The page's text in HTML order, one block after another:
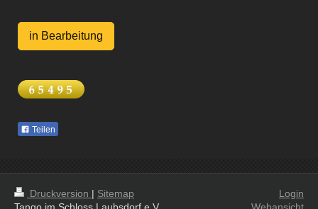
in Bearbeitung
Teilen
Druckversion | Sitemap
Tango im Schloss Laubsdorf e.V.
Login
Webansicht